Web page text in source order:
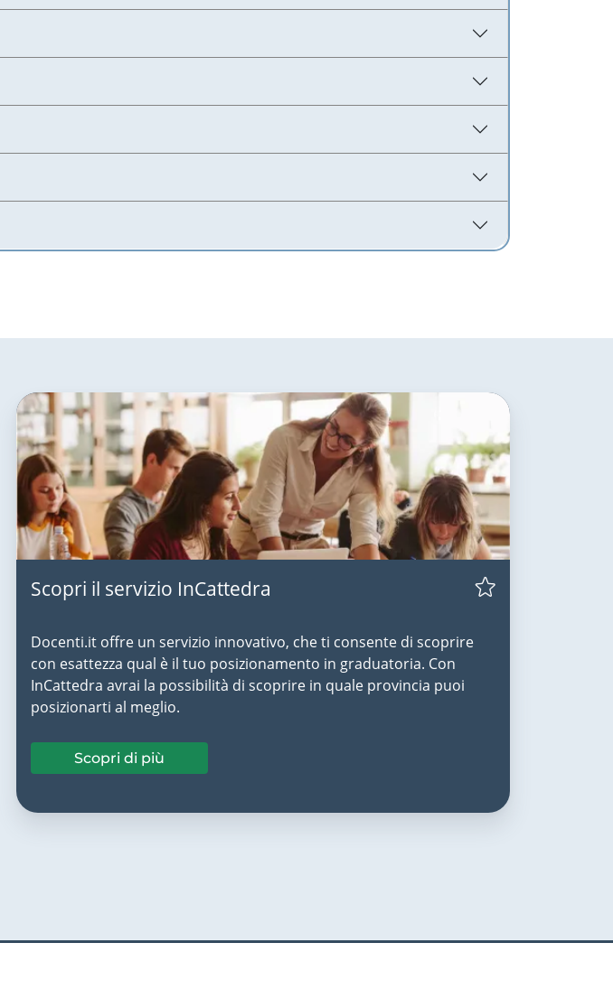
Scopri il servizio InCattedra
Docenti.it offre un servizio innovativo, che ti consente di scoprire
con esattezza qual è il tuo posizionamento in graduatoria. Con
InCattedra avrai la possibilità di scoprire in quale provincia puoi
posizionarti al meglio.
Scopri di più